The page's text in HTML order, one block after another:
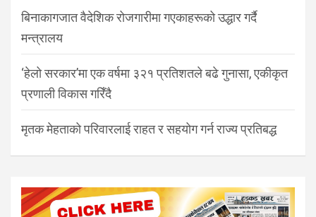
बिनाकागजात वैदेशिक रोजगारीमा गएकाहरूको उद्धार गर्दै
मन्त्रालय
‘हेलो सरकार’मा एक वर्षमा ३२१ प्रतिशतले बढे गुनासा, एकीकृत
प्रणाली विकास गरिँदै
मृतक मेहताको परिवारलाई राहत र सहयोग गर्न राज्य प्रतिबद्ध